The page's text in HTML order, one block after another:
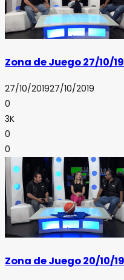
Zona de Juego 27/10/19
27/10/201927/10/2019
0
3K
0
0
Zona de Juego 20/10/19